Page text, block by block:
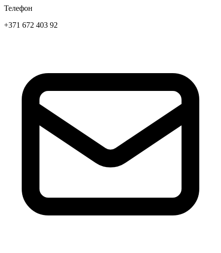
Телефон
+371 672 403 92